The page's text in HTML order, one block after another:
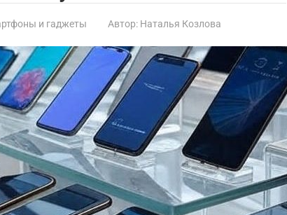
и гаджеты Автор: Наталья Козлова